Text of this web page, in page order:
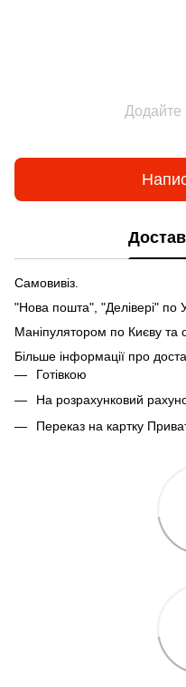
Додайте
Самовивіз.
"Нова пошта", "Делівері" по
Маніпулятором по Києву та
Більше інформації про
Готівкою
На розрахунковий
Переказ на картку